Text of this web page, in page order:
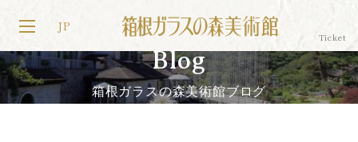
JP
Blog
箱根ガラスの森美術館ブログ